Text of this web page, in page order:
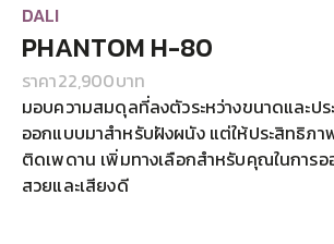
DALI
PHANTOM H-80
ราคา22,900บาท
มอบความสมดุลที่ลงตัวระหว่างขนาดและป
ออกแบบมาสำหรับฝังผนัง แต่ให้ประสิทธิภา
ติดเพดาน เพิ่มทางเลือกสำหรับคุณในการ
สวยและเสียงดี